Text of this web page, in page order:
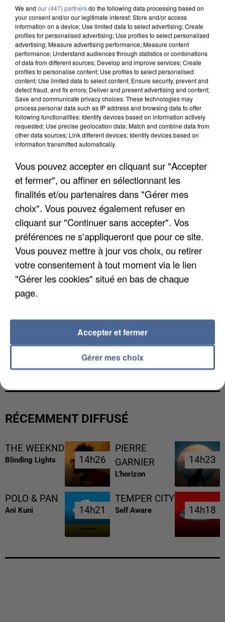
UN SECOND CADRE DE LA DZ MAFIA
INTERPELLÉ EN ALGÉRIE
UNE TOURISTE DE L’OISE EMPORTÉE PAR UNE
RÉCEMMENT DIFFUSÉ
THE WEEKND
Blinding Lights 14h26
14h26
PIERRE
GARNIER
L'horizon
14h23
14h23
POLO & PAN
Ani Kuni 14h21
14h21
TEMPER CITY
Self Aware 14h18
14h18
We and our (447) partnersdo the following data processing based on
your consent and/or our legitimate interest: Store and/or access
information on a device; Use limited data to select advertising; Create
profiles for personalised advertising; Use profiles to select personalised
advertising; Measure advertising performance; Measure content
performance; Understand audiences through statistics or combinations
of data from different sources; Develop and improve services; Create
profiles to personalise content; Use profiles to select personalised
content; Use limited data to select content; Ensure security, prevent and
detect fraud, and fix errors; Deliver and present advertising and content;
Save and communicate privacy choices. These technologies may
process personal data such as IP address and browsing data to offer
following functionalities: Identify devices based on information actively
requested; Use precise geolocation data; Match and combine data from
other data sources; Link different devices; Identify devices based on
information transmitted automatically.
Vous pouvez accepter en cliquant sur "Accepter
et fermer", ou affiner en sélectionnant les
finalités et/ou partenaires dans "Gérer mes
choix". Vous pouvez également refuser en
cliquant sur "Continuer sans accepter". Vos
préférences ne s'appliqueront que pour ce site.
Vous pouvez mettre à jour vos choix, ou retirer
votre consentement à tout moment via le lien
"Gérer les cookies" situé en bas de chaque
page.
Gérer mes choix
Accepter et fermer